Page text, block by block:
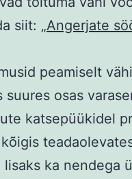
siit: „Angerjate
peamiselt
osas
katsepüükidel
ka nendega